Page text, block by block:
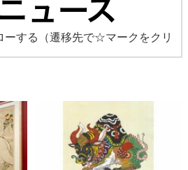
ーする
（遷移先で☆マークをクリ